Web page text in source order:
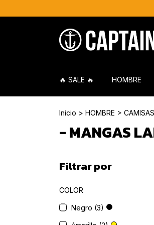
🔥 SALE 🔥 HOMBRE
Inicio > HOMBRE > CAMISAS
- MANGAS
Filtrar por
COLOR
Negro (3)